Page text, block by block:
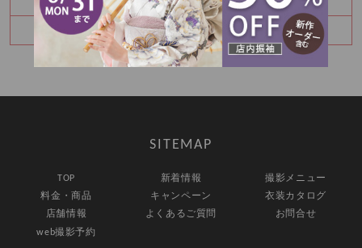
モデル撮影のご参加ありがとうございました😌
SITEMAP
TOP 新着情報
撮影メニュー
料金・商品
キャンペーン
衣装カタログ
店舗情報
よくあるご質問
お問合せ
web撮影予約